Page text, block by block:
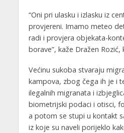
“Oni pri ulasku i izlasku iz
provjereni. Imamo meteo
radi i provjera objekata-
borave”, kaže Dražen
Većinu sukoba stvaraju
kampova, zbog čega ih je i
ilegalnih migranata i
biometrijski podaci i otisci,
a potom se stupi u kontakt
iz koje su naveli porijeklo